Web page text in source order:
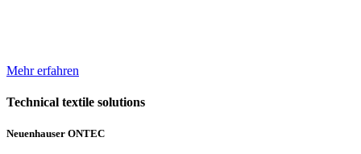
Mehr erfahren
Technical textile solutions
Neuenhauser ONTEC